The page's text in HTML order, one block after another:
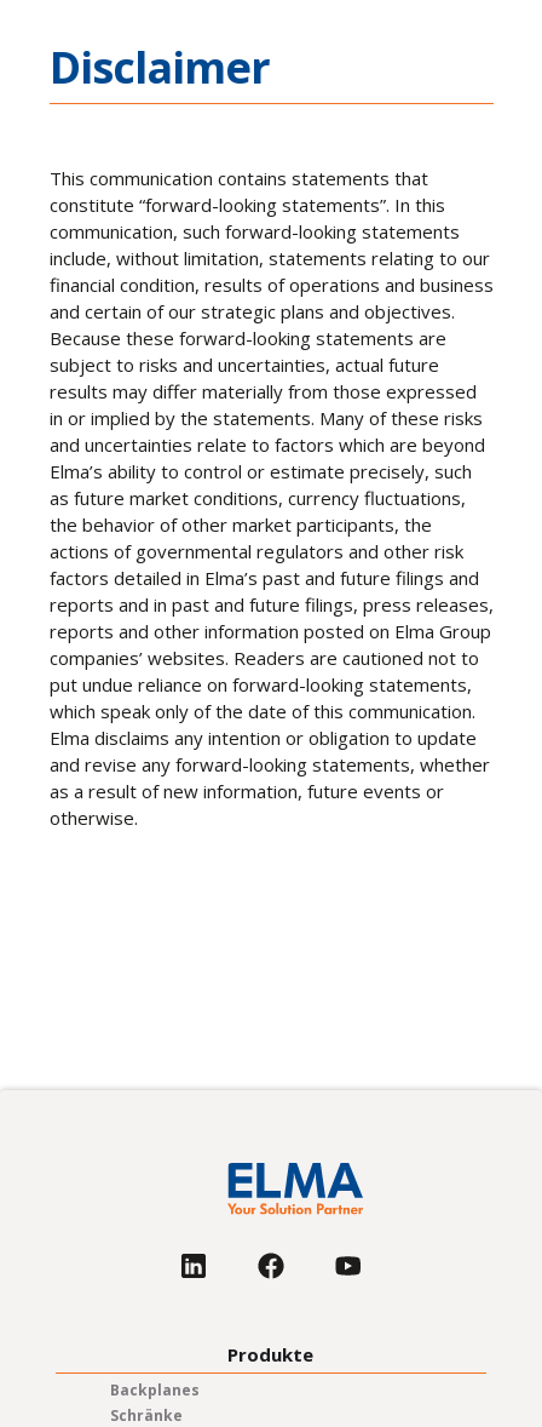
Disclaimer
This communication contains statements that
constitute “forward-looking statements”. In this
communication, such forward-looking statements
include, without limitation, statements relating to our
financial condition, results of operations and business
and certain of our strategic plans and objectives.
Because these forward-looking statements are
subject to risks and uncertainties, actual future
results may differ materially from those expressed
in or implied by the statements. Many of these risks
and uncertainties relate to factors which are beyond
Elma’s ability to control or estimate precisely, such
as future market conditions, currency fluctuations,
the behavior of other market participants, the
actions of governmental regulators and other risk
factors detailed in Elma’s past and future filings and
reports and in past and future filings, press releases,
reports and other information posted on Elma Group
companies’ websites. Readers are cautioned not to
put undue reliance on forward-looking statements,
which speak only of the date of this communication.
Elma disclaims any intention or obligation to update
and revise any forward-looking statements, whether
as a result of new information, future events or
otherwise.
Produkte
Backplanes
Schränke